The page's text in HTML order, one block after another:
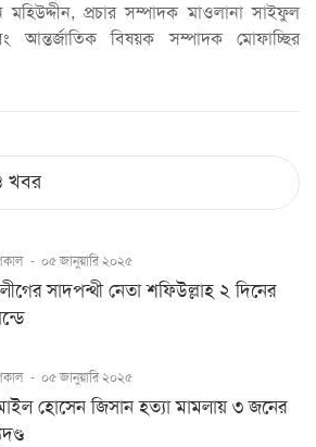
প্রচার সম্পাদক মাওলানা সাইফুল
আন্তর্জাতিক বিষয়ক সম্পাদক মোফাচ্ছির
খবর
- ০৫ জানুয়ারি ২০২৫
সাদপন্থী নেতা শফিউল্লাহ ২ দিনের
- ০৫ জানুয়ারি ২০২৫
হোসেন জিসান হত্যা মামলায় ৩ জনের